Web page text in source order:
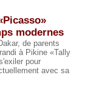
modernes
de parents
à Pikine «Tally
pour
avec sa